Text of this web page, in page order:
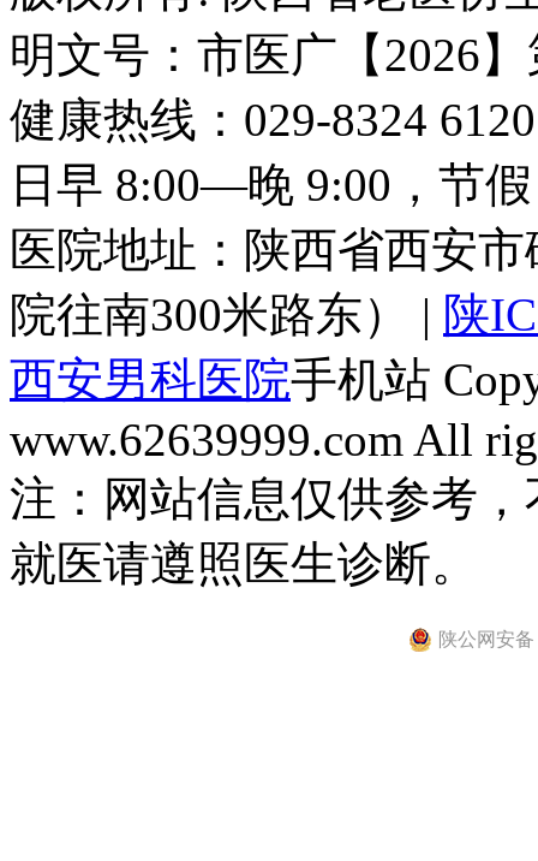
明文号：市医广【2026
健康热线：029-8324
日早 8:00—晚 9:00，节
医院地址：陕西省西安
院往南300米路东） | 陕
西安男科医院手机站
www.62639999.com All
注：网站信息仅供参考
就医请遵照医生诊断。
陕公网安备